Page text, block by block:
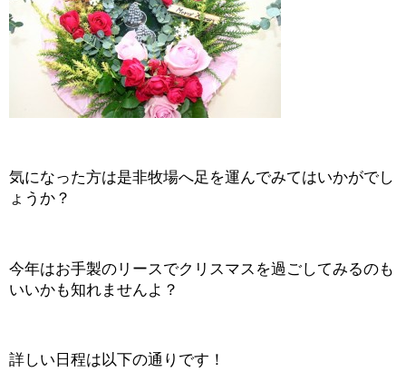
気になった方は是非牧場へ足を運んでみてはいかがでし
ょうか？
今年はお手製のリースでクリスマスを過ごしてみるのも
いいかも知れませんよ？
詳しい日程は以下の通りです！